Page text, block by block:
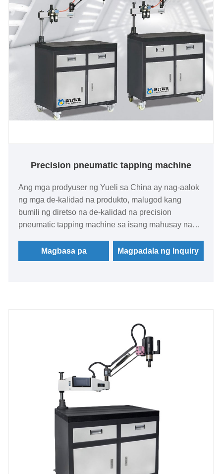
Precision pneumatic tapping machine
Ang mga prodyuser ng Yueli sa China ay nag-aalok
ng mga de-kalidad na produkto, malugod kang
bumili ng diretso na de-kalidad na precision
pneumatic tapping machine sa isang mahusay na
Magbasa pa
Magpadala ng Inquiry